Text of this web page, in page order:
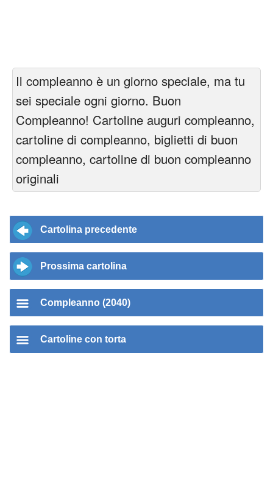
Il compleanno è un giorno speciale, ma tu
sei speciale ogni giorno. Buon
Compleanno! Cartoline auguri compleanno,
cartoline di compleanno, biglietti di buon
compleanno, cartoline di buon compleanno
originali
Cartolina precedente
Prossima cartolina
Compleanno (2040)
Cartoline con torta